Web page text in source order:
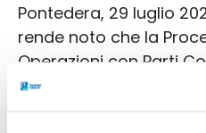
Pontedera, 29 luglio
rende noto che la
Operazioni con Parti
ultimo aggiornata, è a